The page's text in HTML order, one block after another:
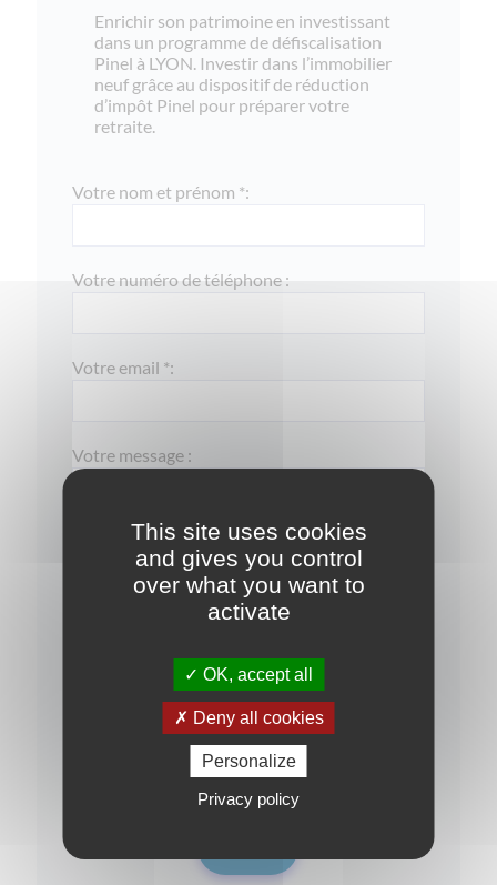
Enrichir son patrimoine en investissant
dans un programme de défiscalisation
Pinel à LYON. Investir dans l’immobilier
neuf grâce au dispositif de réduction
d’impôt Pinel pour préparer votre
retraite.
Votre nom et prénom *:
Votre numéro de téléphone :
Votre email *:
Votre message :
J'ai pris connaissance de lapolitique de
confidentialité
Je souhaite rester informé(e) sur les
This site uses cookies
and gives you control
over what you want to
activate
OK, accept all
Deny all cookies
Personalize
Privacy policy